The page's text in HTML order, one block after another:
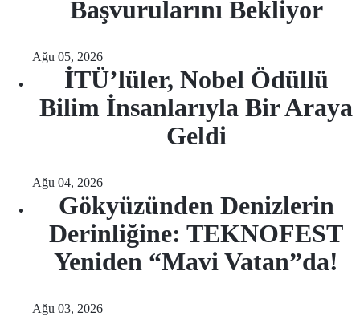
Başvurularını Bekliyor
Ağu 05, 2026
İTÜ’lüler, Nobel Ödüllü
Bilim İnsanlarıyla Bir Araya
Geldi
Ağu 04, 2026
Gökyüzünden Denizlerin
Derinliğine: TEKNOFEST
Yeniden “Mavi Vatan”da!
Ağu 03, 2026